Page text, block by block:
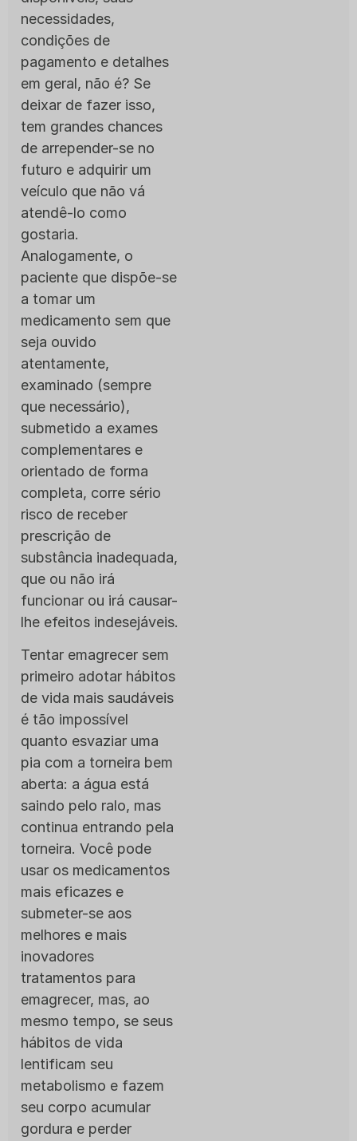
necessidades,
condições de
pagamento e detalhes
em geral, não é? Se
deixar de fazer isso,
tem grandes chances
de arrepender-se no
futuro e adquirir um
veículo que não vá
atendê-lo como
gostaria.
Analogamente, o
paciente que dispõe-se
a tomar um
medicamento sem que
seja ouvido
atentamente,
examinado (sempre
que necessário),
submetido a exames
complementares e
orientado de forma
completa, corre sério
risco de receber
prescrição de
substância inadequada,
que ou não irá
funcionar ou irá causar-
lhe efeitos indesejáveis.
Tentar emagrecer sem
primeiro adotar hábitos
de vida mais saudáveis
é tão impossível
quanto esvaziar uma
pia com a torneira bem
aberta: a água está
saindo pelo ralo, mas
continua entrando pela
torneira. Você pode
usar os medicamentos
mais eficazes e
submeter-se aos
melhores e mais
inovadores
tratamentos para
emagrecer, mas, ao
mesmo tempo, se seus
hábitos de vida
lentificam seu
metabolismo e fazem
seu corpo acumular
gordura e perder